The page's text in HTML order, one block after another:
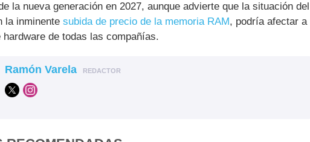
la nueva generación en 2027, aunque advierte que la situación del
la inminente subida de precio de la memoria RAM, podría afectar a
hardware de todas las compañías.
Ramón Varela REDACTOR